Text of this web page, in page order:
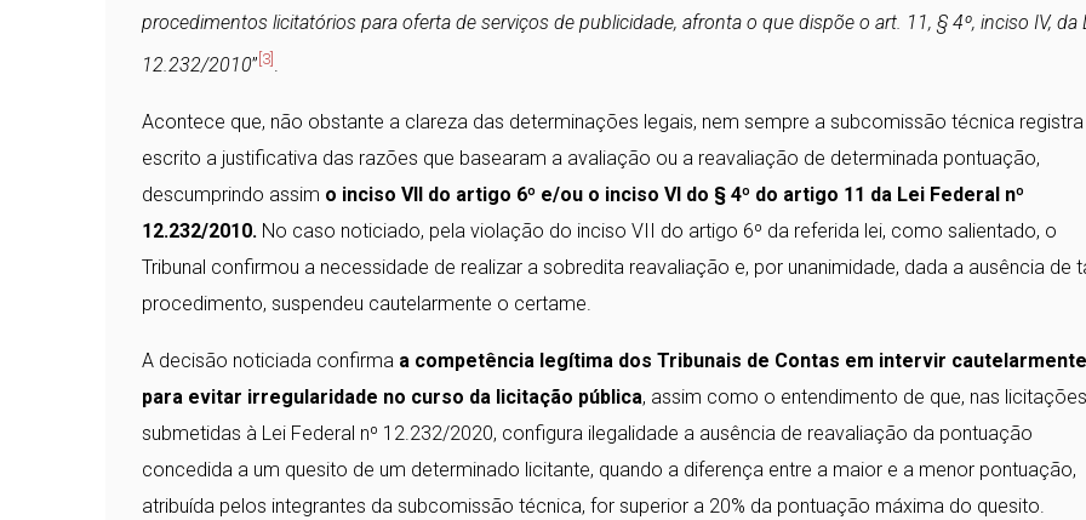
procedimentos licitatórios para oferta de serviços de publicidade, afronta o que dispõe o art. 11, § 4º, inciso IV, da
12.232/2010” [3] .
Acontece que, não obstante a clareza das determinações legais, nem sempre a subcomissão técnica
escrito a justificativa das razões que basearam a avaliação ou a reavaliação de determinada pontuação,
descumprindo assim o inciso VII do artigo 6º e/ou o inciso VI do § 4º do artigo 11 da Lei Federal nº
12.232/2010. No caso noticiado, pela violação do inciso VII do artigo 6º da referida lei, como salientado, o
Tribunal confirmou a necessidade de realizar a sobredita reavaliação e, por unanimidade, dada a ausência de
procedimento, suspendeu cautelarmente o certame.
A decisão noticiada confirma a competência legítima dos Tribunais de Contas em intervir cautelarmente
para evitar irregularidade no curso da licitação pública, assim como o entendimento de que, nas licitações
submetidas à Lei Federal nº 12.232/2020, configura ilegalidade a ausência de reavaliação da pontuação
concedida a um quesito de um determinado licitante, quando a diferença entre a maior e a menor pontuação,
atribuída pelos integrantes da subcomissão técnica, for superior a 20% da pontuação máxima do quesito.